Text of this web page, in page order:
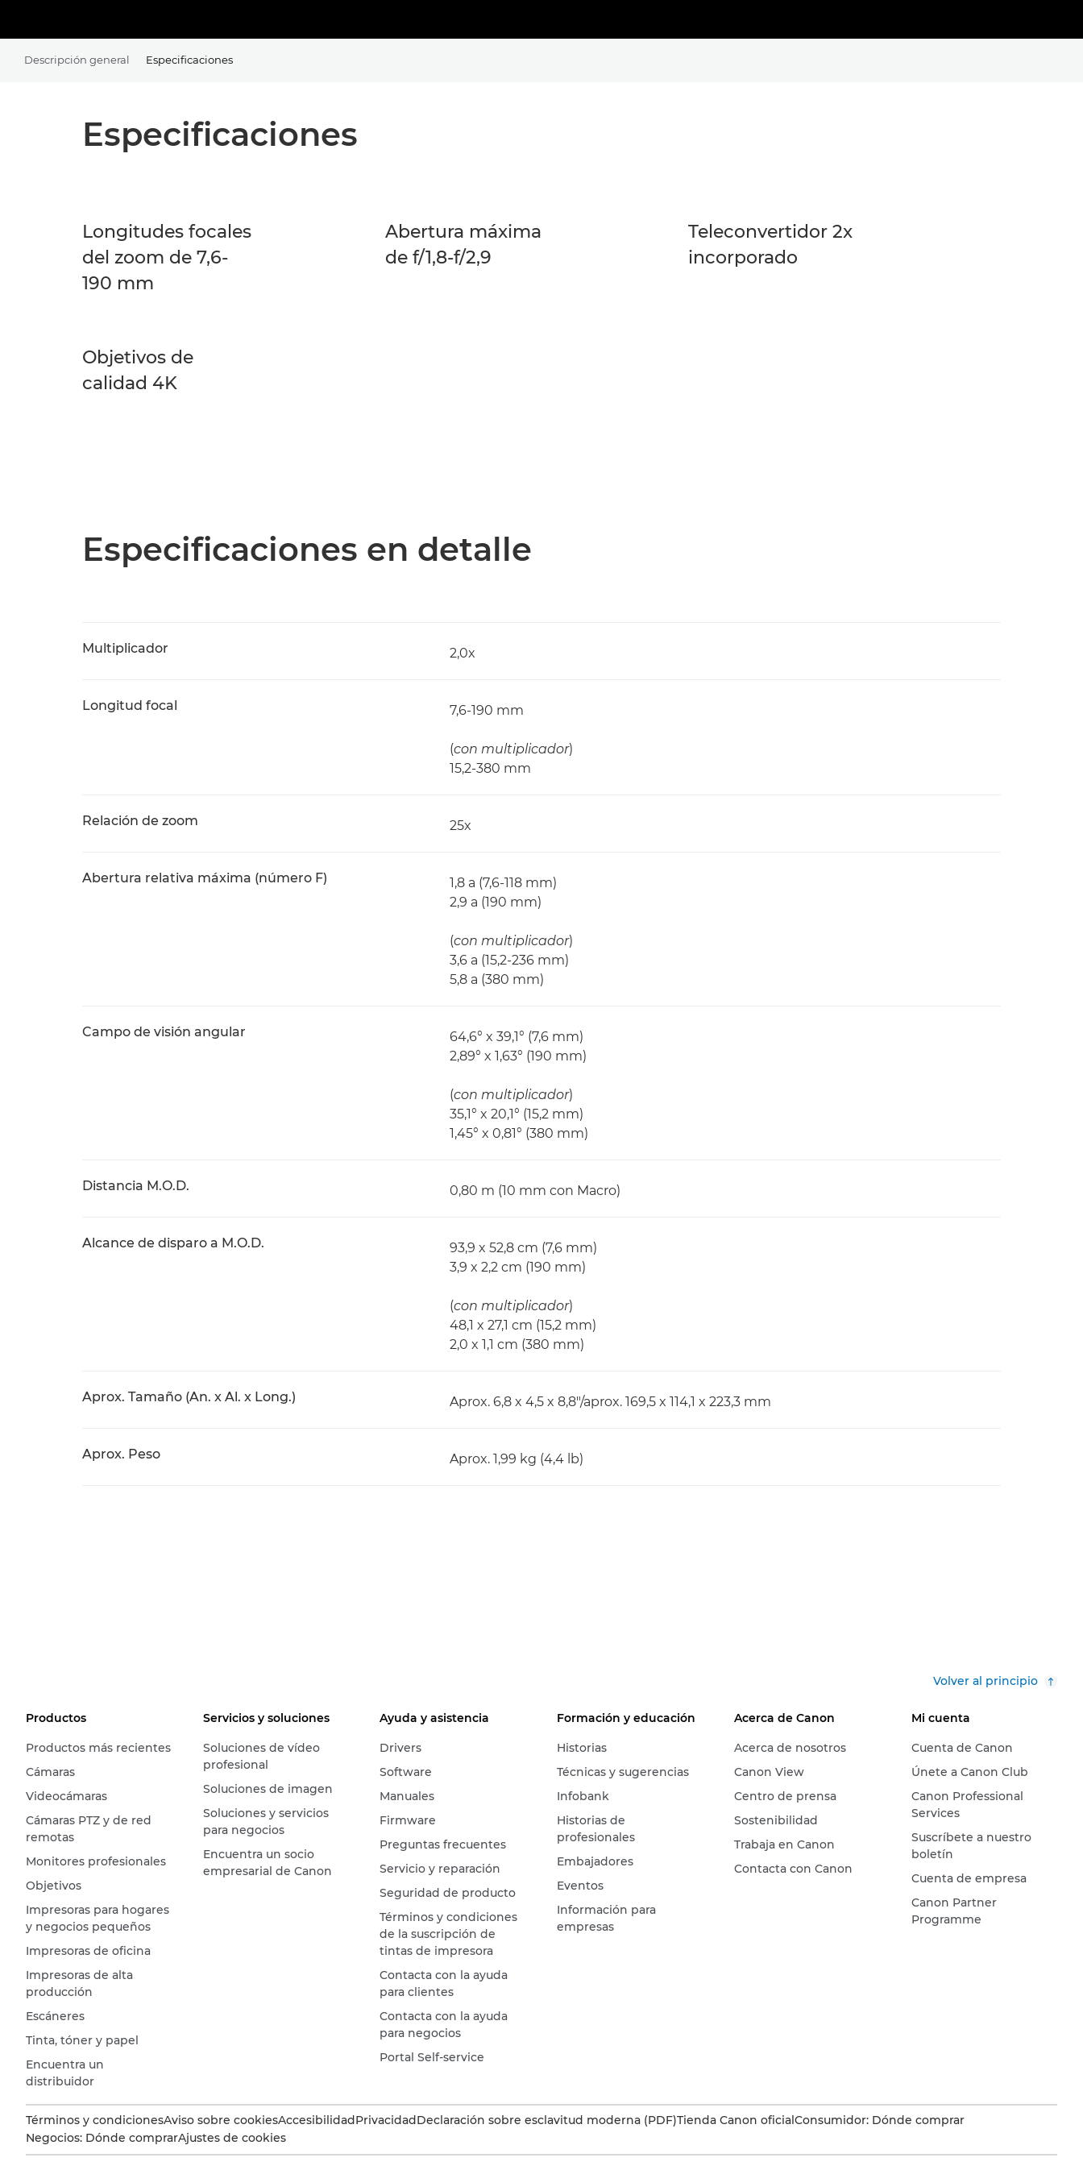
Descripción general Especificaciones
Especificaciones
Longitudes focales
del zoom de 7,6-
190 mm
Abertura máxima
de f/1,8-f/2,9
Teleconvertidor 2x
incorporado
Objetivos de
calidad 4K
Especificaciones en detalle
Multiplicador 2,0x
Longitud focal 7,6-190 mm
(con multiplicador)
15,2-380 mm
Relación de zoom 25x
Abertura relativa máxima (número F)
1,8 a (7,6-118 mm)
2,9 a (190 mm)
(con multiplicador)
3,6 a (15,2-236 mm)
5,8 a (380 mm)
Campo de visión angular
64,6° x 39,1° (7,6 mm)
2,89° x 1,63° (190 mm)
(con multiplicador)
35,1° x 20,1° (15,2 mm)
1,45° x 0,81° (380 mm)
Distancia M.O.D. 0,80 m (10 mm con Macro)
Alcance de disparo a M.O.D.
93,9 x 52,8 cm (7,6 mm)
3,9 x 2,2 cm (190 mm)
(con multiplicador)
48,1 x 27,1 cm (15,2 mm)
2,0 x 1,1 cm (380 mm)
Aprox. Tamaño (An. x Al. x Long.) Aprox. 6,8 x 4,5 x 8,8"/aprox. 169,5 x 114,1 x 223,3 mm
Aprox. Peso Aprox. 1,99 kg (4,4 lb)
Volver al principio
Productos
Productos más recientes
Cámaras
Videocámaras
Cámaras PTZ y de red
remotas
Monitores profesionales
Objetivos
Impresoras para hogares
y negocios pequeños
Impresoras de oficina
Impresoras de alta
producción
Escáneres
Tinta, tóner y papel
Encuentra un
distribuidor
Servicios y soluciones
Soluciones de vídeo
profesional
Soluciones de imagen
Soluciones y servicios
para negocios
Encuentra un socio
empresarial de Canon
Ayuda y asistencia
Drivers
Software
Manuales
Firmware
Preguntas frecuentes
Servicio y reparación
Seguridad de producto
Términos y condiciones
de la suscripción de
tintas de impresora
Contacta con la ayuda
para clientes
Contacta con la ayuda
para negocios
Portal Self-service
Formación y educación
Historias
Técnicas y sugerencias
Infobank
Historias de
profesionales
Embajadores
Eventos
Información para
empresas
Acerca de Canon
Acerca de nosotros
Canon View
Centro de prensa
Sostenibilidad
Trabaja en Canon
Contacta con Canon
Mi cuenta
Cuenta de Canon
Únete a Canon Club
Canon Professional
Services
Suscríbete a nuestro
boletín
Cuenta de empresa
Canon Partner
Programme
Términos y condicionesAviso sobre cookiesAccesibilidadPrivacidadDeclaración sobre esclavitud moderna (PDF)Tienda Canon oficialConsumidor: Dónde comprar
Negocios: Dónde comprarAjustes de cookies